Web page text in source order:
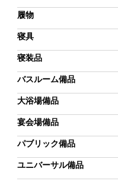
履物
寝具
寝装品
バスルーム備品
大浴場備品
宴会場備品
パブリック備品
ユニバーサル備品